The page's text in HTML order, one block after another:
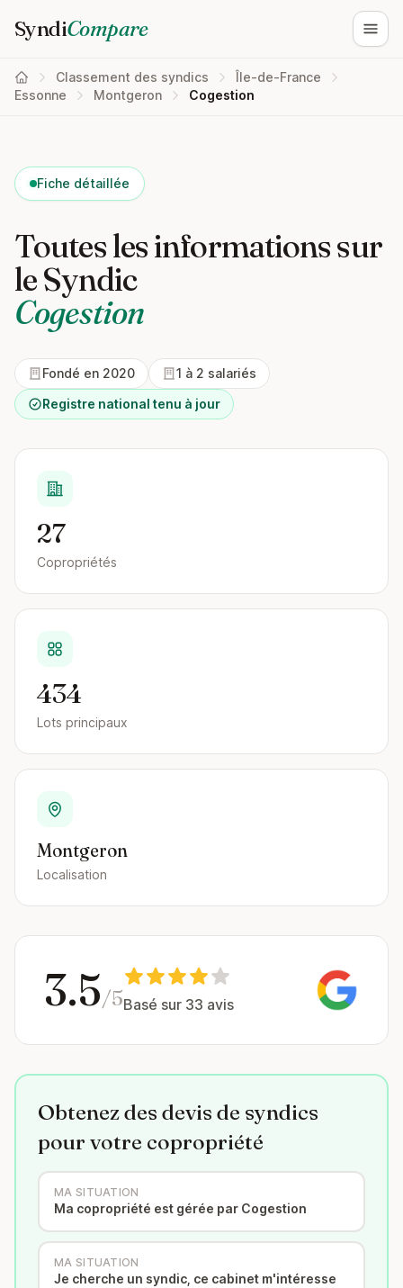
SyndiCompare
Classement des syndics
Île-de-France
Essonne
Montgeron Cogestion
Fiche détaillée
Toutes les informations sur
le Syndic
Cogestion
Fondé en 2020
1 à 2 salariés
Registre national tenu à jour
27
Copropriétés
434
Lots principaux
Montgeron
Localisation
3.5/5Basé sur 33 avis
Obtenez des devis de syndics
pour votre copropriété
MA SITUATION
Ma copropriété est gérée par Cogestion
MA SITUATION
Je cherche un syndic, ce cabinet m'intéresse